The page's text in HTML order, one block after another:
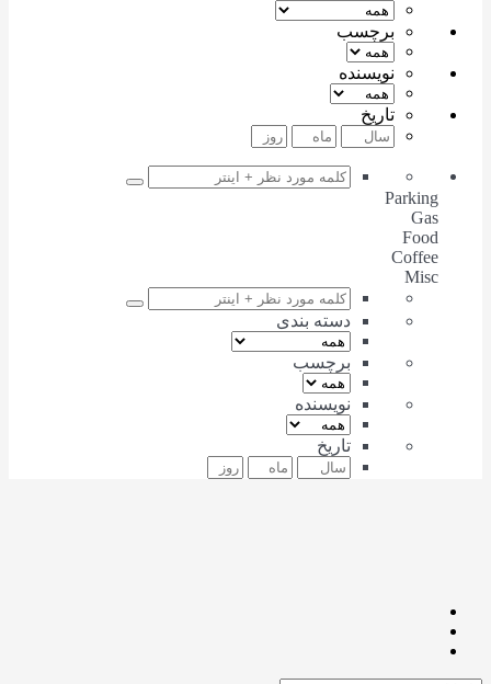
برچسب
نویسنده
تاریخ
Parking
Coffee
دسته بندی
برچسب
نویسنده
تاریخ